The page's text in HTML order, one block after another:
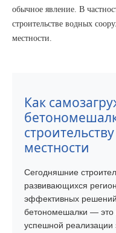
обычное явление. В
строительстве водных
местности.
Как
местности
Сегодняшние
развивающихся
эффективных
бетономешалки — это
успешной реализации